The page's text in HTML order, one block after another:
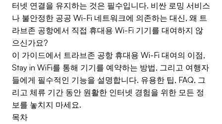
터넷 연결을 유지하는 것은 필수입니다. 비싼 로밍 서비스
나 불안정한 공공 Wi-Fi 네트워크에 의존하는 대신, 왜 트
라브존 공항에서 직접 휴대용 Wi-Fi 기기를 대여하지 않
으신가요?
이 가이드에서 트라브존 공항 휴대용 Wi-Fi 대여의 이점,
Stay in WiFi를 통해 기기를 예약하는 방법, 그리고 여행자
들에게 필수적인 기능을 설명합니다. 유용한 팁, FAQ, 그
리고 체류 기간 동안 원활한 인터넷 경험을 위한 모든 정
보를 놓치지 마세요.
목차